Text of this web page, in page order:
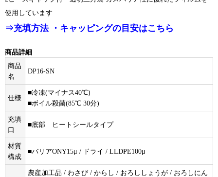
使用しています
⇒充填方法 ・キャッピングの目安はこちら
商品詳細
商品
名
DP16-SN
仕様
■冷凍(マイナス40℃)
■ボイル殺菌(85℃ 30分)
充填
口
■底部 ヒートシールタイプ
材質
構成
■バリアONY15μ / ドライ / LLDPE100μ
農産加工品 / わさび / からし / おろししょうが / おろしにん